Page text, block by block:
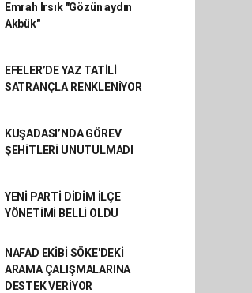
Emrah Irsık "Gözün aydın
Akbük"
EFELER’DE YAZ TATİLİ
SATRANÇLA RENKLENİYOR
KUŞADASI’NDA GÖREV
ŞEHİTLERİ UNUTULMADI
YENİ PARTİ DİDİM İLÇE
YÖNETİMİ BELLİ OLDU
NAFAD EKİBİ SÖKE'DEKİ
ARAMA ÇALIŞMALARINA
DESTEK VERİYOR